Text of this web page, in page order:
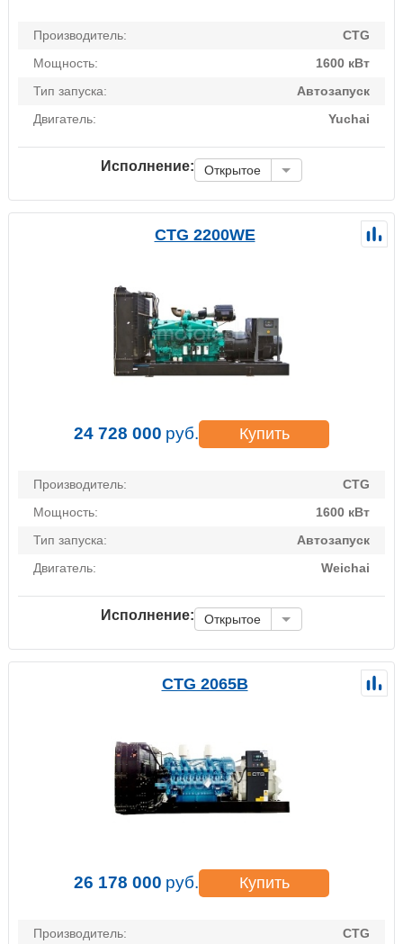
Производитель:
CTG
Мощность:
1600 кВт
Тип запуска:
Автозапуск
Двигатель:
Yuchai
Исполнение: Открытое
CTG 2200WE
24 728 000 руб. Купить
Производитель:
CTG
Мощность:
1600 кВт
Тип запуска:
Автозапуск
Двигатель:
Weichai
Исполнение: Открытое
CTG 2065B
26 178 000 руб. Купить
Производитель:
CTG